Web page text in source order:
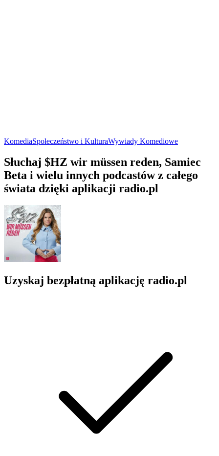
KomediaSpołeczeństwo i KulturaWywiady Komediowe
Słuchaj $HZ wir müssen reden, Samiec
Beta i wielu innych podcastów z całego
świata dzięki aplikacji radio.pl
Uzyskaj bezpłatną aplikację radio.pl